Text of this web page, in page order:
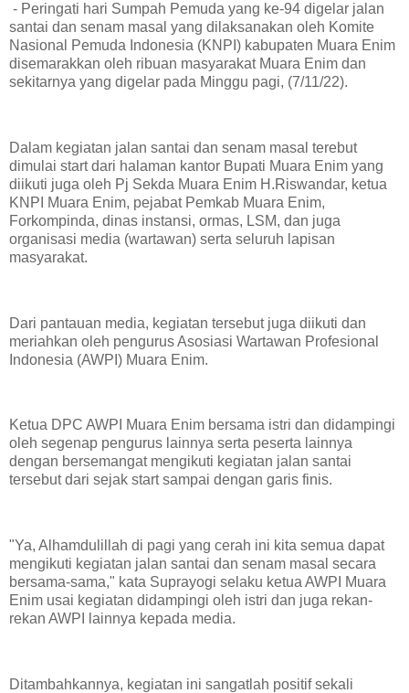
- Peringati hari Sumpah Pemuda yang ke-94 digelar jalan
santai dan senam masal yang dilaksanakan oleh Komite
Nasional Pemuda Indonesia (KNPI) kabupaten Muara Enim
disemarakkan oleh ribuan masyarakat Muara Enim dan
sekitarnya yang digelar pada Minggu pagi, (7/11/22).
Dalam kegiatan jalan santai dan senam masal terebut
dimulai start dari halaman kantor Bupati Muara Enim yang
diikuti juga oleh Pj Sekda Muara Enim H.Riswandar, ketua
KNPI Muara Enim, pejabat Pemkab Muara Enim,
Forkompinda, dinas instansi, ormas, LSM, dan juga
organisasi media (wartawan) serta seluruh lapisan
masyarakat.
Dari pantauan media, kegiatan tersebut juga diikuti dan
meriahkan oleh pengurus Asosiasi Wartawan Profesional
Indonesia (AWPI) Muara Enim.
Ketua DPC AWPI Muara Enim bersama istri dan didampingi
oleh segenap pengurus lainnya serta peserta lainnya
dengan bersemangat mengikuti kegiatan jalan santai
tersebut dari sejak start sampai dengan garis finis.
"Ya, Alhamdulillah di pagi yang cerah ini kita semua dapat
mengikuti kegiatan jalan santai dan senam masal secara
bersama-sama," kata Suprayogi selaku ketua AWPI Muara
Enim usai kegiatan didampingi oleh istri dan juga rekan-
rekan AWPI lainnya kepada media.
Ditambahkannya, kegiatan ini sangatlah positif sekali